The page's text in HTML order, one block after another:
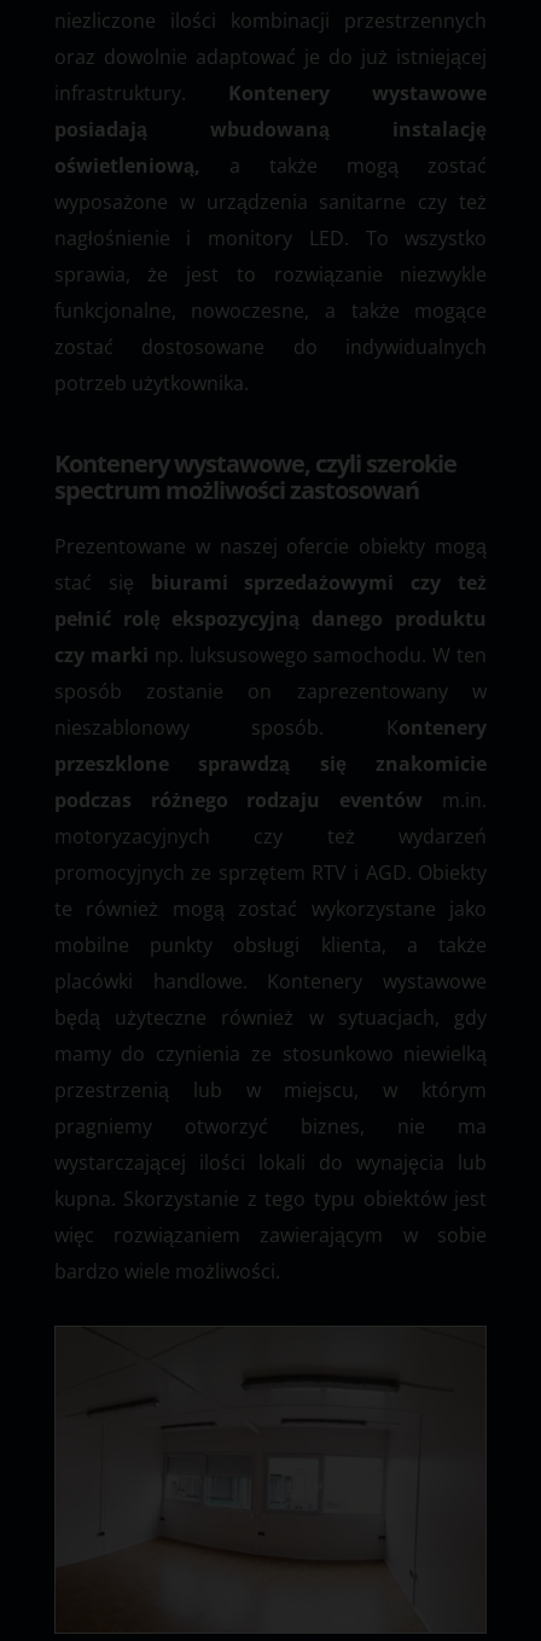
niezliczone ilości kombinacji przestrzennych
oraz dowolnie adaptować je do już istniejącej
infrastruktury. Kontenery wystawowe
posiadają wbudowaną instalację
oświetleniową, a także mogą zostać
wyposażone w urządzenia sanitarne czy też
nagłośnienie i monitory LED. To wszystko
sprawia, że jest to rozwiązanie niezwykle
funkcjonalne, nowoczesne, a także mogące
zostać dostosowane do indywidualnych
potrzeb użytkownika.
Kontenery wystawowe, czyli szerokie
spectrum możliwości zastosowań
Prezentowane w naszej ofercie obiekty mogą
stać się biurami sprzedażowymi czy też
pełnić rolę ekspozycyjną danego produktu
czy marki np. luksusowego samochodu. W ten
sposób zostanie on zaprezentowany w
nieszablonowy sposób. Kontenery
przeszklone sprawdzą się znakomicie
podczas różnego rodzaju eventów m.in.
motoryzacyjnych czy też wydarzeń
promocyjnych ze sprzętem RTV i AGD. Obiekty
te również mogą zostać wykorzystane jako
mobilne punkty obsługi klienta, a także
placówki handlowe. Kontenery wystawowe
będą użyteczne również w sytuacjach, gdy
mamy do czynienia ze stosunkowo niewielką
przestrzenią lub w miejscu, w którym
pragniemy otworzyć biznes, nie ma
wystarczającej ilości lokali do wynajęcia lub
kupna. Skorzystanie z tego typu obiektów jest
więc rozwiązaniem zawierającym w sobie
bardzo wiele możliwości.